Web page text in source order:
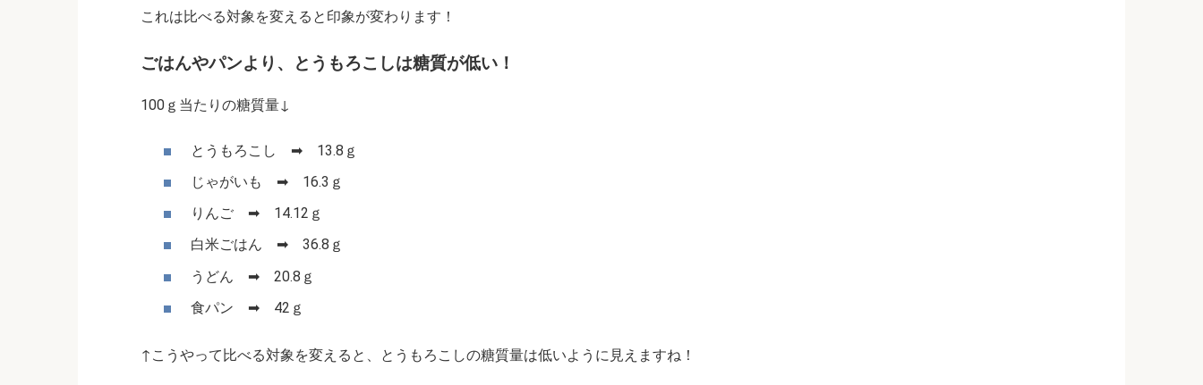
これは比べる対象を変えると印象が変わります！
ごはんやパンより、とうもろこしは糖質が低い！
100ｇ当たりの糖質量↓
とうもろこし ➡ 13.8ｇ
じゃがいも ➡ 16.3ｇ
りんご ➡ 14.12ｇ
白米ごはん ➡ 36.8ｇ
うどん ➡ 20.8ｇ
食パン ➡ 42ｇ
↑こうやって比べる対象を変えると、とうもろこしの糖質量は低いように見えますね！